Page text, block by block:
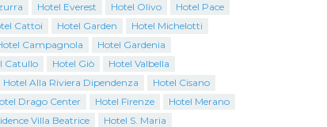
Hotel Everest Hotel Olivo
Hotel Pace
Cattoi Hotel Garden
Hotel Michelotti
Campagnola
Hotel Gardenia
Catullo Hotel Giò
Hotel Valbella
Hotel Alla Riviera Dipendenza
Hotel Cisano
Drago Center Hotel Firenze
Hotel Merano
Villa Beatrice
Hotel S. Maria